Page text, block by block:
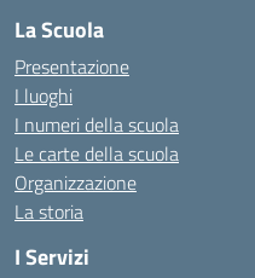
La Scuola
Presentazione
I luoghi
I numeri della scuola
Le carte della scuola
Organizzazione
La storia
I Servizi